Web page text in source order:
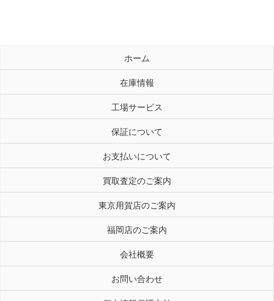
ホーム
在庫情報
工場サービス
保証について
お支払いについて
買取査定のご案内
東京用賀店のご案内
福岡店のご案内
会社概要
お問い合わせ